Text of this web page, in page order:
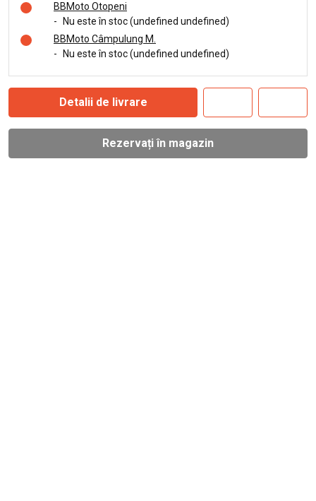
BBMoto Otopeni
-
Nu este în stoc (undefined undefined)
BBMoto Câmpulung M.
-
Nu este în stoc (undefined undefined)
Detalii de livrare
Rezervați în magazin